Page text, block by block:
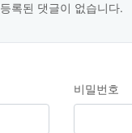
등록된 댓글이 없습니다.
비밀번호